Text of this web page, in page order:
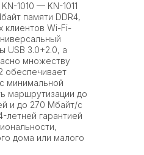
1010 — KN-1011
памяти DDR4,
клиентов Wi-Fi-
USB 3.0+2.0, а
множеству
обеспечивает
минимальной
маршрутизации до
и до 270 Мбайт/с
летней гарантией
дома или малого